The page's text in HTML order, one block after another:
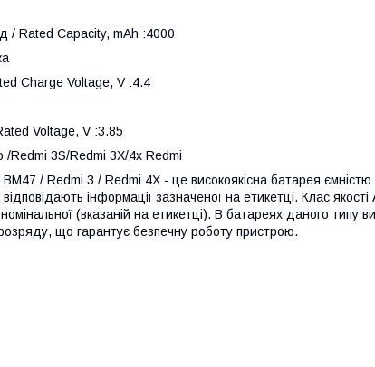
/ Rated Capacity, mAh :4000
Charge Voltage, V :4.4
Voltage, V :3.85
/Redmi 3S/Redmi 3X/4x Redmi
/ Redmi 3 / Redmi 4X - це високоякісна батарея ємністю
інформації зазначеної на етикетці. Клас
(вказаній на етикетці). В батареях даного типу
що гарантує безпечну роботу пристрою.